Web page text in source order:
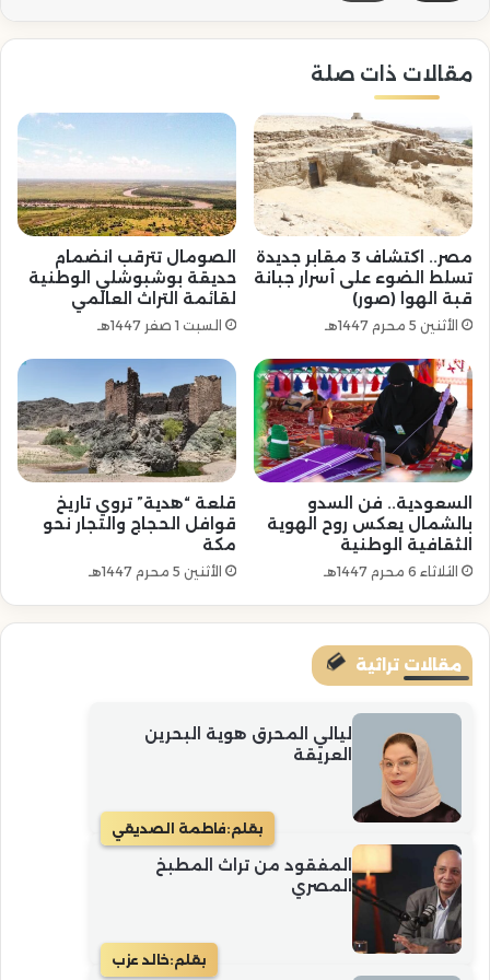
مقالات ذات صلة
مصر.. اكتشاف 3 مقابر جديدة
تسلط الضوء على أسرار جبانة
قبة الهوا (صور)
الأثنين 5 محرم 1447هـ
الصومال تترقب انضمام
حديقة بوشبوشلي الوطنية
لقائمة التراث العالمي
السبت 1 صفر 1447هـ
السعودية.. فن السدو
بالشمال يعكس روح الهوية
الثقافية الوطنية
الثلاثاء 6 محرم 1447هـ
قلعة “هدية” تروي تاريخ
قوافل الحجاج والتجار نحو
مكة
الأثنين 5 محرم 1447هـ
مقالات تراثية
ليالي المحرق هوية البحرين
العريقة
بقلم:فاطمة الصديقي
المفقود من تراث المطبخ
المصري
بقلم:خالد عزب